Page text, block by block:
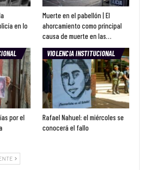
en lo
Muerte en el pabellón | El
ahorcamiento como principal
causa de muerte en las…
por el
VIOLENCIA INSTITUCIONAL
Rafael Nahuel: el miércoles se
conocerá el fallo